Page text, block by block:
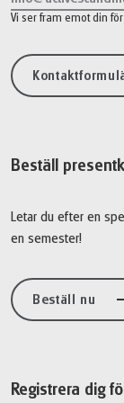
Vi ser fram emot din
Beställ
Letar du efter en
en semester!
Beställ nu
Registrera dig